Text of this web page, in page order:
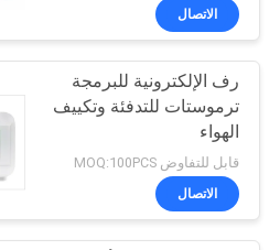
PRIVACY
POLICYحرارة مضخة
حراريّ
110
الاتصال
رف الإلكترونية للبرمجة
ترموستات للتدفئة وتكييف
الهواء
قابل للتفاوض MOQ:100PCS
الاتصال